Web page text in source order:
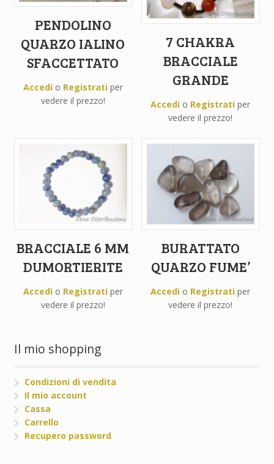
PENDOLINO
QUARZO IALINO
SFACCETTATO
Accedio Registratiper
vedere il prezzo!
7 CHAKRA
BRACCIALE
GRANDE
Accedi o Registrati per
vedere il prezzo!
BRACCIALE 6 MM
DUMORTIERITE
Accedio Registratiper
vedere il prezzo!
BURATTATO
QUARZO FUME’
Accedi o Registrati per
vedere il prezzo!
Il mio shopping
Condizioni di vendita
Il mio account
Cassa
Carrello
Recupero password